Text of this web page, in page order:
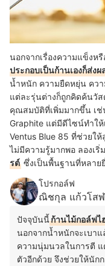
นอกจากเรื่องความแข็งห
ประกอบเป็นก้านเองก็ส่ง
น้ำหนัก ความยืดหยุ่น คว
แต่ละรุ่นต่างก็ถูกคิดค้นวัส
คุณสมบัติที่เพิ่มมากขึ้น เช่
Graphite แต่มีดีไซน์ทำใ
Ventus Blue 85 ที่ช่วยใ
ไม่มีความรู้มากพอ ลองเริ่
รต์ ซึ่งเป็นพื้นฐานที่หลาย
โปรกอล์ฟ
ณิชกุล แก้วโสฬ
ปัจจุบันนี้ก้านไม้กอล์ฟไ
นอกจากน้ำหนักจะเบา
ความนุ่มนวลในการตี
ตัวอีกด้วย จึงช่วยให้นัก